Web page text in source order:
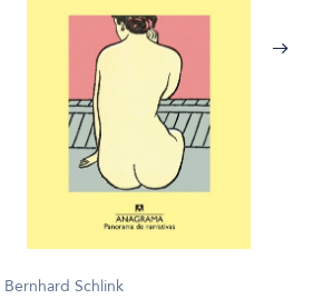
Bernhard Schlink